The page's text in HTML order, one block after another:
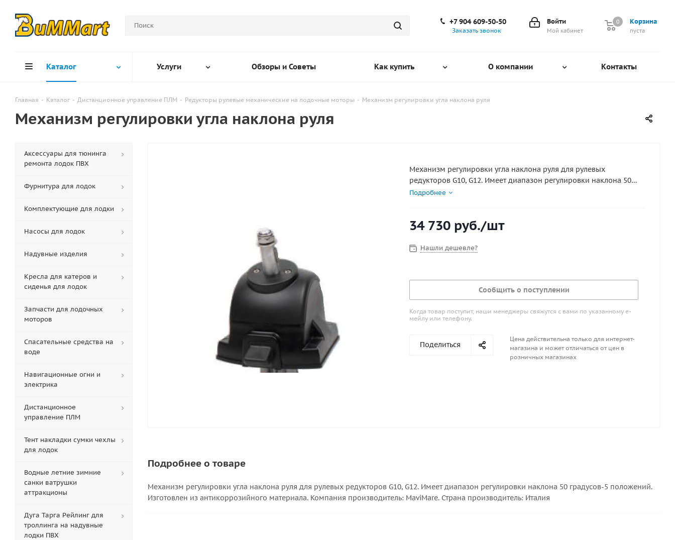
Корзина
0
пуста
0
Войти
Мой кабинет
+7 904 609-50-50
Заказать звонок
Каталог Услуги Обзоры и Советы Как купить О компании Контакты
Главная - Каталог - Дистанционное управление ПЛМ - Редукторы рулевые механические на лодочные моторы - Механизм регулировки угла наклона руля
Механизм регулировки угла наклона руля
Механизм регулировки угла наклона руля для рулевых
редукторов G10, G12. Имеет диапазон регулировки наклона 50
градусов-5 положений. Изготовлен из антикоррозийного
Подробнее
34 730 руб./шт
Нашли дешевле?
Сообщить о поступлении
Когда товар поступит, наши менеджеры свяжутся с вами по указанному е-
мейлу или телефону.
Поделиться
Цена действительна только для интернет-
магазина и может отличаться от цен в
розничных магазинах
Подробнее о товаре
Механизм регулировки угла наклона руля для рулевых редукторов G10, G12. Имеет диапазон регулировки наклона 50 градусов-5 положений.
Изготовлен из антикоррозийного материала. Компания производитель: MaviMare. Страна производитель: Италия
Аксессуары для тюнинга
ремонта лодок ПВХ
Фурнитура для лодок
Комплектующие для лодки
Насосы для лодок
Надувные изделия
Кресла для катеров и
сиденья для лодок
Запчасти для лодочных
моторов
Спасательные средства на
воде
Навигационные огни и
электрика
Дистанционное
управление ПЛМ
Тент накладки сумки чехлы
для лодок
Водные летние зимние
санки ватрушки
аттракционы
Дуга Тарга Рейлинг для
троллинга на надувные
лодки ПВХ